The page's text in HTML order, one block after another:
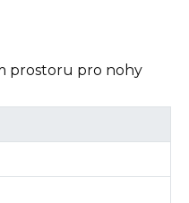
prostoru pro nohy